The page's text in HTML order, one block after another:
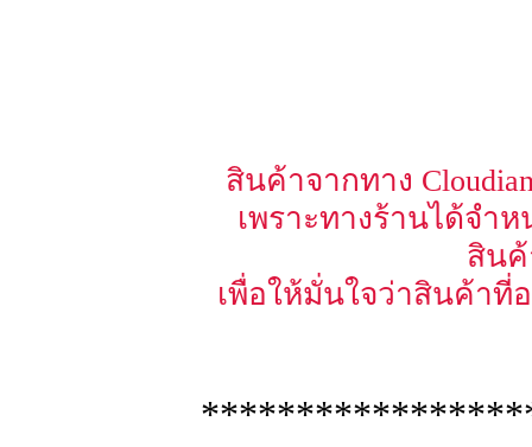
สินค้าจากทาง
เพราะทางร้านได้จำ
สิน
เพื่อให้มั่นใจว่าสินค้าที่